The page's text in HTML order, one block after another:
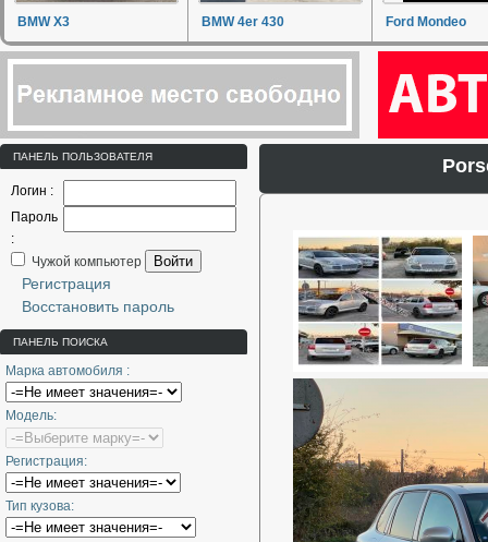
BMW X3 BMW 4er 430 Ford Mondeo
ПАНЕЛЬ ПОЛЬЗОВАТЕЛЯ
Логин :
Пароль
:
Чужой компьютер
Войти
Регистрация
Восстановить пароль
ПАНЕЛЬ ПОИСКА
Марка автомобиля :
Модель:
Регистрация:
Тип кузова: